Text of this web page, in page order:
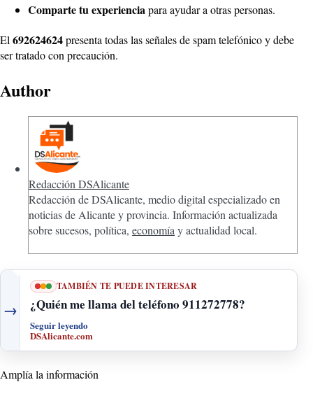
Comparte tu experienciapara ayudar a otras personas.
El692624624presenta todas las señales de spam telefónico y debe
ser tratado con precaución.
Author
Redacción DSAlicante
Redacción de DSAlicante, medio digital especializado en
noticias de Alicante y provincia. Información actualizada
sobre sucesos, política, economía y actualidad local.
→
TAMBIÉN TE PUEDE INTERESAR
¿Quién me llama del teléfono 911272778?
Seguir leyendo
DSAlicante.com
Amplía la información